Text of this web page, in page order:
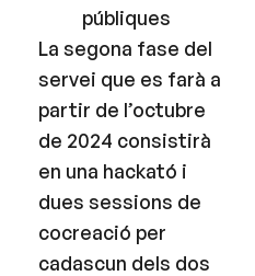
públiques
La segona fase del
servei que es farà a
partir de l’octubre
de 2024 consistirà
en una hackató i
dues sessions de
cocreació per
cadascun dels dos